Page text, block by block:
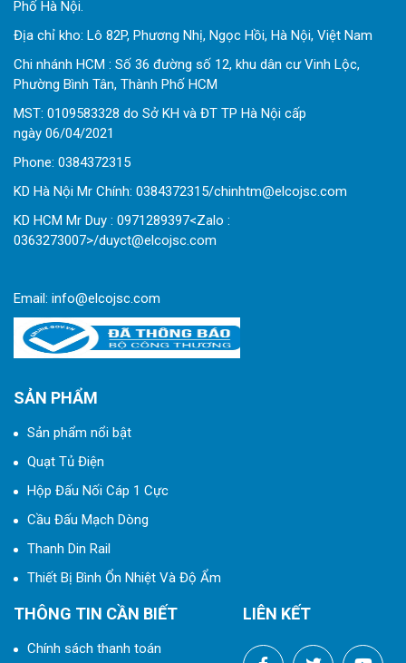
Phố Hà Nội.
Địa chỉ kho: Lô 82P, Phương Nhị, Ngọc Hồi, Hà Nội, Việt Nam
Chi nhánh HCM : Số 36 đường số 12, khu dân cư Vinh Lộc,
Phường Bình Tân, Thành Phố HCM
MST: 0109583328 do Sở KH và ĐT TP Hà Nội cấp
ngày 06/04/2021
Phone: 0384372315
KD Hà Nội Mr Chính: 0384372315/chinhtm@elcojsc.com
KD HCM Mr Duy : 0971289397<Zalo :
0363273007>/duyct@elcojsc.com
Email: info@elcojsc.com
SẢN PHẨM
Sản phẩm nổi bật
Quạt Tủ Điện
Hộp Đấu Nối Cáp 1 Cực
Cầu Đấu Mạch Dòng
Thanh Din Rail
Thiết Bị Bình Ổn Nhiệt Và Độ Ẩm
THÔNG TIN CẦN BIẾT
Chính sách thanh toán
LIÊN KẾT